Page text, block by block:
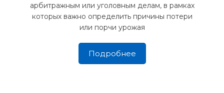
арбитражным или уголовным делам, в рамках
которых важно определить причины потери
или порчи урожая
Подробнее